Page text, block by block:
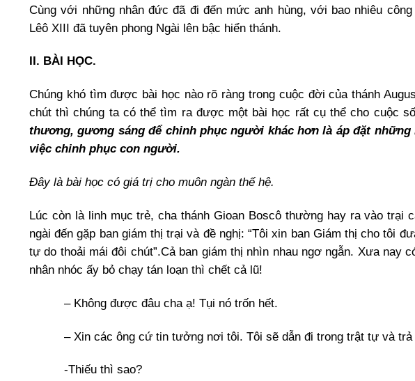
Cùng với những nhân đức đã đi đến mức anh hùng, với bao nhiêu
Lêô XIII đã tuyên phong Ngài lên bậc hiển thánh.
II. BÀI HỌC.
Chúng khó tìm được bài học nào rõ ràng trong cuộc đời của thánh
chút thì chúng ta có thể tìm ra được một bài học rất cụ thể cho cuộc
thương, gương sáng để chinh phục người khác hơn là áp đặt
việc chinh phục con người.
Đây là bài học có giá trị cho muôn ngàn thế hệ.
Lúc còn là linh mục trẻ, cha thánh Gioan Boscô thường hay ra vào trại
ngài đến gặp ban giám thị trại và đề nghị: “Tôi xin ban Giám thị cho tôi
tự do thoải mái đôi chút”.Cả ban giám thị nhìn nhau ngơ ngẫn. Xưa nay
nhân nhóc ấy bỏ chạy tán loạn thì chết cả lũ!
– Không được đâu cha ạ! Tụi nó trốn hết.
– Xin các ông cứ tin tưởng nơi tôi. Tôi sẽ dẫn đi trong trật tự và trả
-Thiếu thì sao?